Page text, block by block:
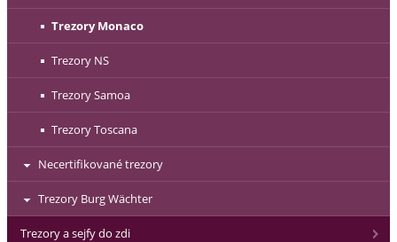
Trezory Monaco
Trezory NS
Trezory Samoa
Trezory Toscana
Necertifikované trezory
Trezory Burg Wächter
Trezory a sejfy do zdi